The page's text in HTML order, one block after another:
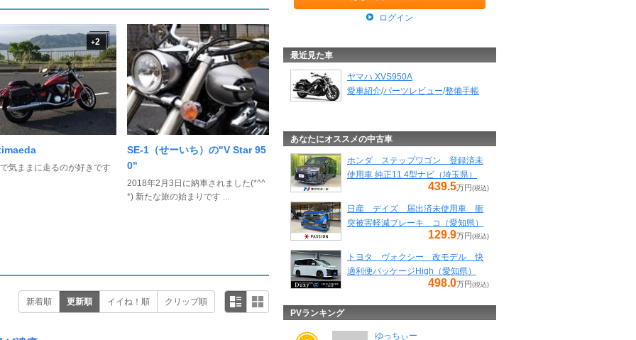
+2
気ままに走るのが好きです
SE-1（せーいち）の"V Star 95
0"
2018年2月3日に納車されました(*^^
*) 新たな旅の始まりです ...
新着順 更新順 イイね！順 クリップ順
ログイン
最近見た車
ヤマハ XVS950A
愛車紹介/パーツレビュー/整備手帳
あなたにオススメの中古車
ホンダ ステップワゴン 登録済未
使用車 純正11.4型ナビ（埼玉県）
439.5万円 (税込)
日産 デイズ 届出済未使用車 衝
突被害軽減ブレーキ コ（愛知県）
129.9万円 (税込)
トヨタ ヴォクシー 改モデル 快
適利便パッケージHigh（愛知県）
498.0万円 (税込)
PVランキング
ゆっちぃー